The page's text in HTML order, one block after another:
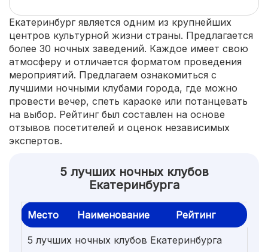
Екатеринбург является одним из крупнейших
центров культурной жизни страны. Предлагается
более 30 ночных заведений. Каждое имеет свою
атмосферу и отличается форматом проведения
мероприятий. Предлагаем ознакомиться с
лучшими ночными клубами города, где можно
провести вечер, спеть караоке или потанцевать
на выбор. Рейтинг был составлен на основе
отзывов посетителей и оценок независимых
экспертов.
5 лучших ночных клубов
Екатеринбурга
Место Наименование Рейтинг
5 лучших ночных клубов Екатеринбурга